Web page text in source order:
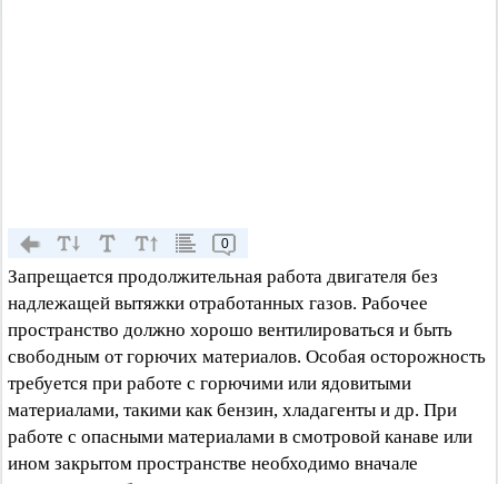
0
Запрещается продолжительная работа двигателя без
надлежащей вытяжки отработанных газов. Рабочее
пространство должно хорошо вентилироваться и быть
свободным от горючих материалов. Особая осторожность
требуется при работе с горючими или ядовитыми
материалами, такими как бензин, хладагенты и др. При
работе с опасными материалами в смотровой канаве или
ином закрытом пространстве необходимо вначале